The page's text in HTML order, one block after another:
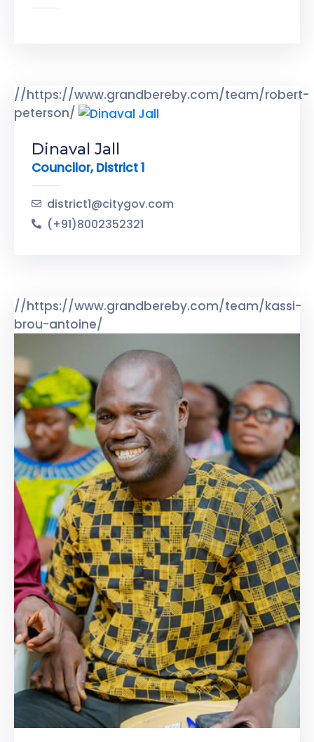
//https://www.grandbereby.com/team/robert-
peterson/
Dinaval Jall
Councilor, District 1
district1@citygov.com
(+91)8002352321
//https://www.grandbereby.com/team/kassi-
brou-antoine/